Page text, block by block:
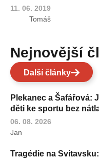
11. 06. 2019
Tomáš
Nejnovější
Další články
Plekanec a Šafářová:
děti ke sportu bez
06. 08. 2026
Jan
Tragédie na